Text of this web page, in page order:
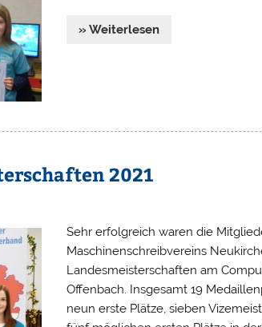
» Weiterlesen
2021
Sehr erfolgreich waren die
Maschinenschreibvereins
Landesmeisterschaften am
Offenbach. Insgesamt 19
neun erste Plätze, sieben